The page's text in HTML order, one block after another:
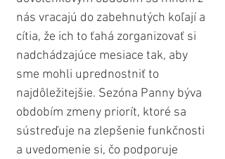
nás vracajú do zabehnutých koľají a
cítia, že ich to ťahá zorganizovať si
nadchádzajúce mesiace tak, aby
sme mohli uprednostniť to
najdôležitejšie. Sezóna Panny býva
obdobím zmeny priorít, ktoré sa
sústreďuje na zlepšenie funkčnosti
a uvedomenie si, čo podporuje